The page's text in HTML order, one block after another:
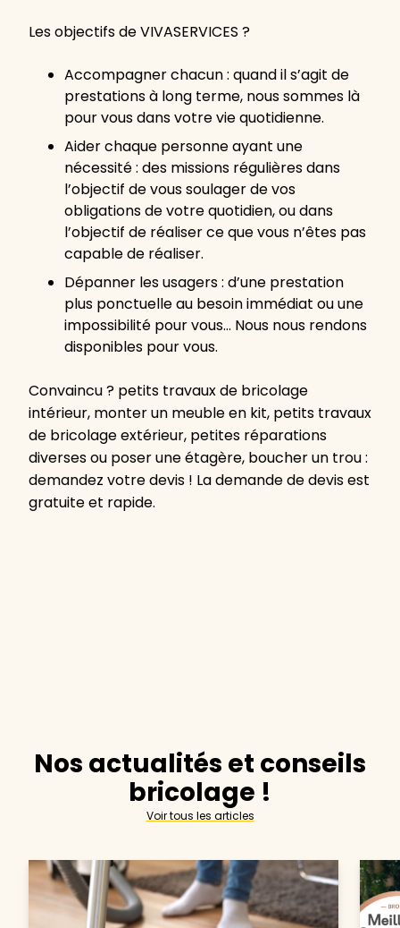
Les objectifs de VIVASERVICES ?
Accompagner chacun : quand il s’agit de
prestations à long terme, nous sommes là
pour vous dans votre vie quotidienne.
Aider chaque personne ayant une
nécessité : des missions régulières dans
l’objectif de vous soulager de vos
obligations de votre quotidien, ou dans
l’objectif de réaliser ce que vous n’êtes pas
capable de réaliser.
Dépanner les usagers : d’une prestation
plus ponctuelle au besoin immédiat ou une
impossibilité pour vous… Nous nous rendons
disponibles pour vous.
Convaincu ? petits travaux de bricolage
intérieur, monter un meuble en kit, petits travaux
de bricolage extérieur, petites réparations
diverses ou poser une étagère, boucher un trou :
demandez votre devis ! La demande de devis est
gratuite et rapide.
Nos actualités et conseils
bricolage !
Voir tous les articles